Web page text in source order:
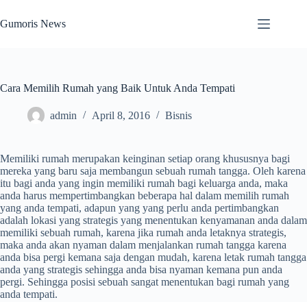
to
content
Gumoris News
Cara Memilih Rumah yang Baik Untuk Anda Tempati
admin April 8, 2016 Bisnis
Memiliki rumah merupakan keinginan setiap orang khususnya bagi
mereka yang baru saja membangun sebuah rumah tangga. Oleh karena
itu bagi anda yang ingin memiliki rumah bagi keluarga anda, maka
anda harus mempertimbangkan beberapa hal dalam memilih rumah
yang anda tempati, adapun yang yang perlu anda pertimbangkan
adalah lokasi yang strategis yang menentukan kenyamanan anda dalam
memiliki sebuah rumah, karena jika rumah anda letaknya strategis,
maka anda akan nyaman dalam menjalankan rumah tangga karena
anda bisa pergi kemana saja dengan mudah, karena letak rumah tangga
anda yang strategis sehingga anda bisa nyaman kemana pun anda
pergi. Sehingga posisi sebuah sangat menentukan bagi rumah yang
anda tempati.